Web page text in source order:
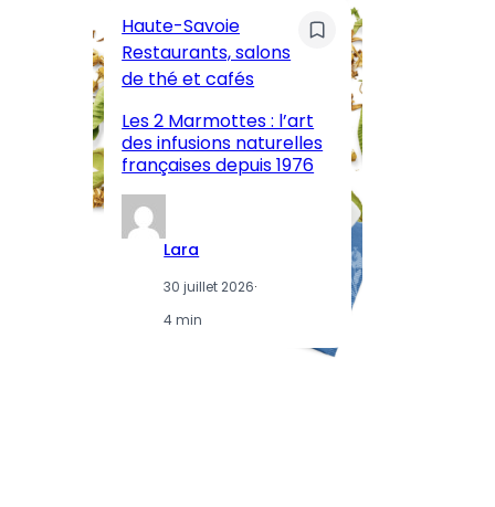
Haute-Savoie
Restaurants, salons
de thé et cafés
Les 2 Marmottes : l’art
des infusions naturelles
françaises depuis 1976
Lara
30 juillet 2026·
4 min